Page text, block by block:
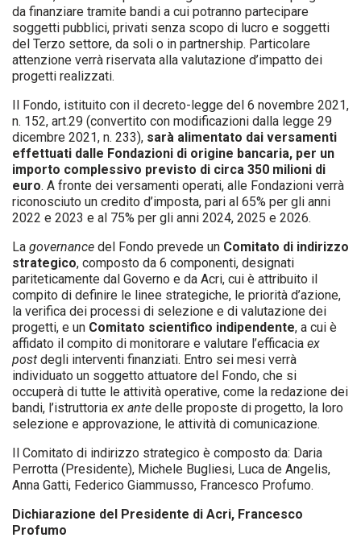
da finanziare tramite bandi a cui potranno partecipare
soggetti pubblici, privati senza scopo di lucro e soggetti
del Terzo settore, da soli o in partnership. Particolare
attenzione verrà riservata alla valutazione d’impatto dei
progetti realizzati.
Il Fondo, istituito con il decreto-legge del 6 novembre 2021,
n. 152, art.29 (convertito con modificazioni dalla legge 29
dicembre 2021, n. 233), sarà alimentato dai versamenti
effettuati dalle Fondazioni di origine bancaria, per un
importo complessivo previsto di circa 350 milioni di
euro. A fronte dei versamenti operati, alle Fondazioni verrà
riconosciuto un credito d’imposta, pari al 65% per gli anni
2022 e 2023 e al 75% per gli anni 2024, 2025 e 2026.
La governance del Fondo prevede un Comitato di indirizzo
strategico, composto da 6 componenti, designati
pariteticamente dal Governo e da Acri, cui è attribuito il
compito di definire le linee strategiche, le priorità d’azione,
la verifica dei processi di selezione e di valutazione dei
progetti, e un Comitato scientifico indipendente, a cui è
affidato il compito di monitorare e valutare l’efficacia ex
post degli interventi finanziati. Entro sei mesi verrà
individuato un soggetto attuatore del Fondo, che si
occuperà di tutte le attività operative, come la redazione dei
bandi, l’istruttoria ex ante delle proposte di progetto, la loro
selezione e approvazione, le attività di comunicazione.
Il Comitato di indirizzo strategico è composto da: Daria
Perrotta (Presidente), Michele Bugliesi, Luca de Angelis,
Anna Gatti, Federico Giammusso, Francesco Profumo.
Dichiarazione del Presidente di Acri, Francesco
Profumo